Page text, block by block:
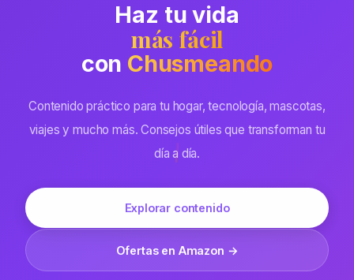
Haz tu vida
más fácil
con Chusmeando
Contenido práctico para tu hogar, tecnología, mascotas,
viajes y mucho más. Consejos útiles que transforman tu
día a día.
Explorar contenido
Ofertas en Amazon →